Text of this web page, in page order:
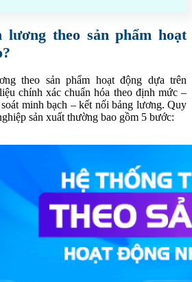
lương theo sản phẩm hoạt
theo sản phẩm hoạt động dựa trên
chính xác chuẩn hóa theo định mức –
minh bạch – kết nối bảng lương. Quy
sản xuất thường bao gồm 5 bước: